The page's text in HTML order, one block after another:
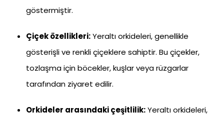
göstermiştir.
Çiçek özellikleri:Yeraltı orkideleri, genellikle
gösterişli ve renkli çiçeklere sahiptir. Bu çiçekler,
tozlaşma için böcekler, kuşlar veya rüzgarlar
tarafından ziyaret edilir.
Orkideler arasındaki çeşitlilik:Yeraltı orkideleri,